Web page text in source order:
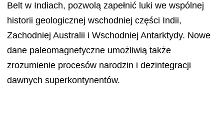
Belt w Indiach, pozwolą zapełnić luki we wspólnej
historii geologicznej wschodniej części Indii,
Zachodniej Australii i Wschodniej Antarktydy. Nowe
dane paleomagnetyczne umożliwią także
zrozumienie procesów narodzin i dezintegracji
dawnych superkontynentów.